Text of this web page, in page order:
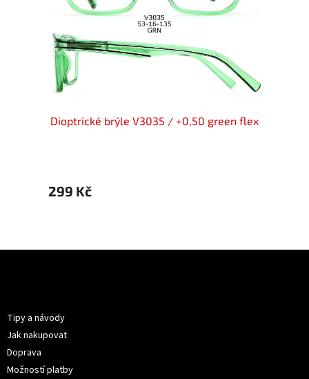
Dioptrické brýle V3035 / +0,50 green flex
299 Kč
Tipy a návody
Jak nakupovat
Doprava
Možností platby